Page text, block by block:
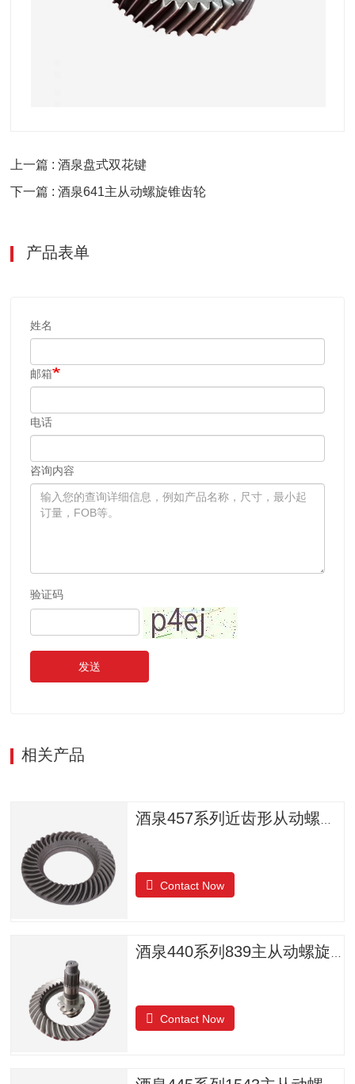
上一篇 : 酒泉盘式双花键
下一篇 : 酒泉641主从动螺旋锥齿轮
产品表单
姓名
邮箱
电话
咨询内容
验证码
发送
相关产品
Contact Now
Contact Now